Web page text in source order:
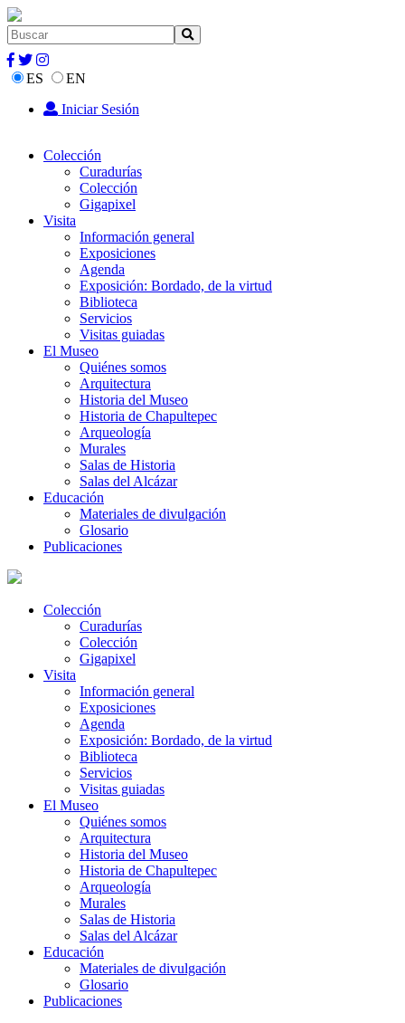
ES
EN
Iniciar Sesión
Colección
Curadurías
Colección
Gigapixel
Visita
Información general
Exposiciones
Agenda
Exposición: Bordado, de la virtud
Biblioteca
Servicios
Visitas guiadas
El Museo
Quiénes somos
Arquitectura
Historia del Museo
Historia de Chapultepec
Arqueología
Murales
Salas de Historia
Salas del Alcázar
Educación
Materiales de divulgación
Glosario
Publicaciones
Colección
Curadurías
Colección
Gigapixel
Visita
Información general
Exposiciones
Agenda
Exposición: Bordado, de la virtud
Biblioteca
Servicios
Visitas guiadas
El Museo
Quiénes somos
Arquitectura
Historia del Museo
Historia de Chapultepec
Arqueología
Murales
Salas de Historia
Salas del Alcázar
Educación
Materiales de divulgación
Glosario
Publicaciones